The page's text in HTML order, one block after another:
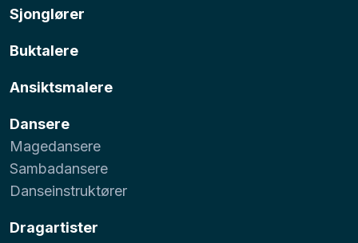
Sjonglører
Buktalere
Ansiktsmalere
Dansere
Magedansere
Sambadansere
Danseinstruktører
Dragartister